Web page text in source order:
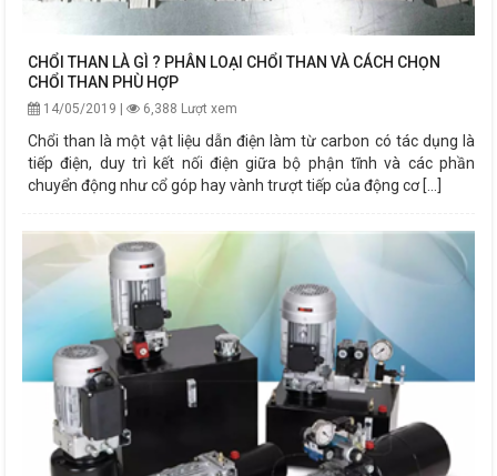
CHỔI THAN LÀ GÌ ? PHÂN LOẠI CHỔI THAN VÀ CÁCH CHỌN
CHỔI THAN PHÙ HỢP
14/05/2019 | 6,388 Lượt xem
Chổi than là một vật liệu dẫn điện làm từ carbon có tác dụng là
tiếp điện, duy trì kết nối điện giữa bộ phận tĩnh và các phần
chuyển động như cổ góp hay vành trượt tiếp của động cơ [...]